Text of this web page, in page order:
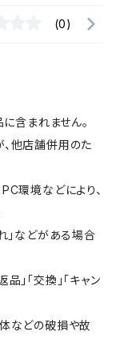
(0)
含まれません。
他店舗併用のた
環境などにより、
」などがある場合
」「交換」「キャン
などの破損や故